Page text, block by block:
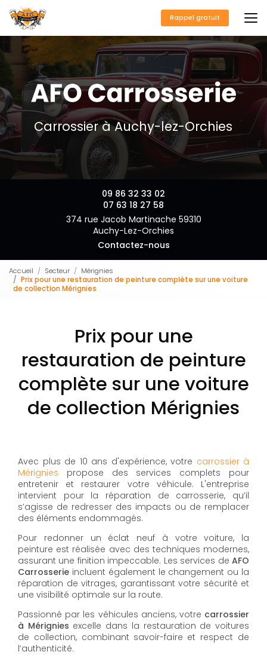
au
contenu
principal
Rappel gratuit
Carrossier à Auchy-lez-Orchies
09 86 32 33 02
07 63 18 27 58
374 rue Jacob Martinache 59310
Auchy-Lez-Orchies
Contactez-nous
Accueil Secteur
Mérignies
Prix pour une restauration de peinture complète sur une voiture
de collection Mérignies
Prix pour une
restauration de peinture
complète sur une voiture
de collection Mérignies
Avec plus de 10 ans d'expérience, votre carrossier à
Mérignies propose des services complets pour
entretenir et restaurer votre véhicule. L'entreprise
intervient pour la réparation de carrosserie, qu’il
s’agisse de redresser des impacts ou de remplacer
des éléments endommagés.
Pour redonner un éclat neuf à votre voiture, la
peinture est réalisée avec des techniques modernes,
assurant une finition impeccable. Les services de AFO
Carrosserie incluent également le changement ou la
réparation de vitrages, garantissant votre sécurité et
une visibilité optimale sur la route.
Passionné par les véhicules anciens, votre carrossier
à Mérignies excelle dans la restauration de voitures
de collection, combinant savoir-faire et respect de
l’authenticité.